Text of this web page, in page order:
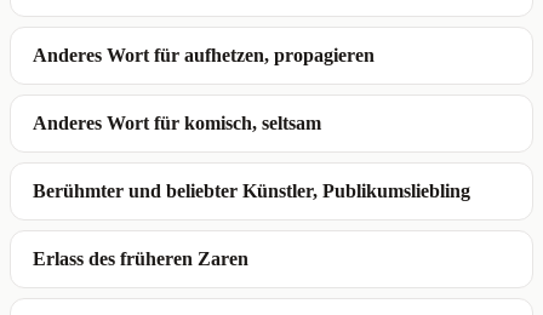
Anderes Wort für aufhetzen, propagieren
Anderes Wort für komisch, seltsam
Berühmter und beliebter Künstler, Publikumsliebling
Erlass des früheren Zaren